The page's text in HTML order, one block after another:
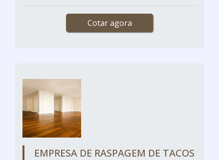
Cotar agora
EMPRESA DE RASPAGEM DE TACOS